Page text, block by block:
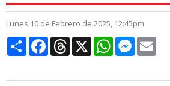
Lunes 10 de Febrero de 2025, 12:45pm
CompartirFacebookThreads
X WhatsAppMessenger